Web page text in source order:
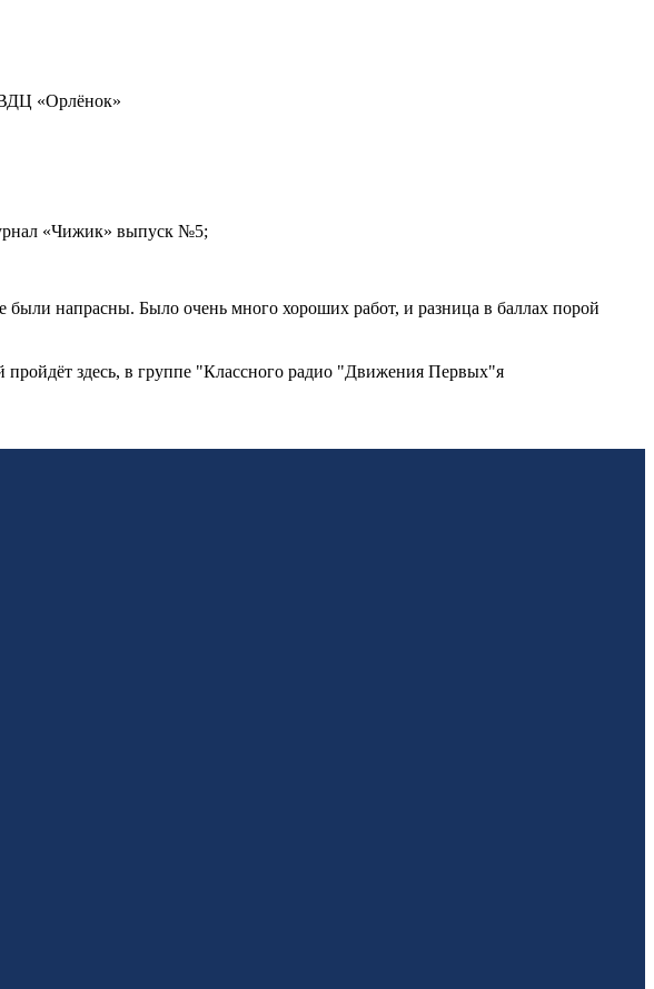
ВДЦ «Орлёнок»
«Чижик» выпуск №5;
напрасны. Было очень много хороших работ, и разница в баллах порой
пройдёт здесь, в группе "Классного радио "Движения Первых"я